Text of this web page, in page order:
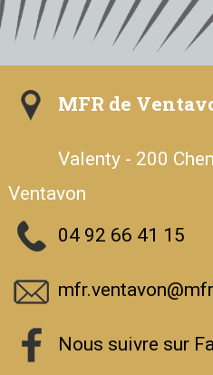
MFR de
Valenty - 200
Ventavon
04 92 66 41 15
Nous suivre sur